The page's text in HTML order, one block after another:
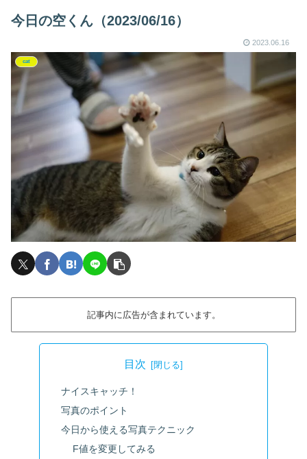
今日の空くん（2023/06/16）
2023.06.16
cat
記事内に広告が含まれています。
目次
ナイスキャッチ！
写真のポイント
今日から使える写真テクニック
F値を変更してみる